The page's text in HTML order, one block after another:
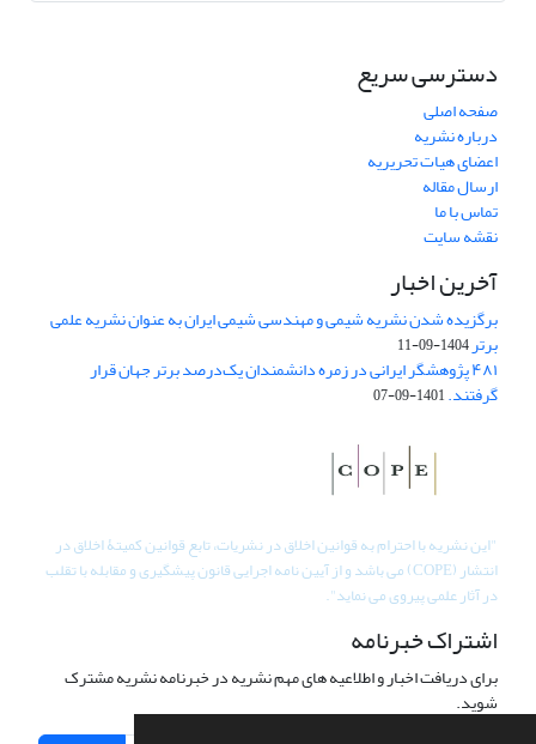
دسترسی سریع
صفحه اصلی
درباره نشریه
اعضای هیات تحریریه
ارسال مقاله
تماس با ما
نقشه سایت
آخرین اخبار
برگزیده شدن نشریه شیمی و مهندسی شیمی ایران به عنوان نشریه علمی
برتر1404-09-11
۴۸۱ پژوهشگر ایرانی در زمره دانشمندان یک‌درصد برتر جهان قرار
گرفتند.1401-09-07
"این نشریه با احترام به قوانین اخلاق در نشریات، تابع قوانین کمیتۀ اخلاق در
انتشار (COPE) می باشد و از آیین نامه اجرایی قانون پیشگیری و مقابله با تقلب
در آثار علمی پیروی می نماید".
اشتراک خبرنامه
برای دریافت اخبار و اطلاعیه های مهم نشریه در خبرنامه نشریه مشترک
شوید.